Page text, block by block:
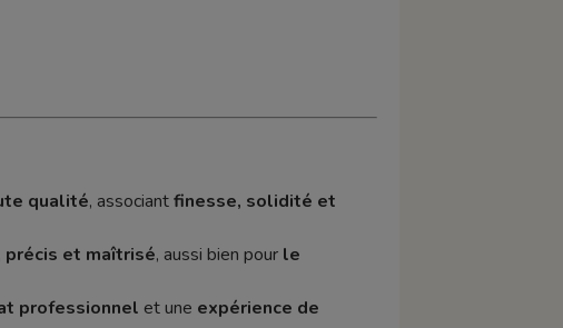
qualité, associantfinesse, solidité et
et maîtrisé, aussi bien pour le
professionnel et une expérience de